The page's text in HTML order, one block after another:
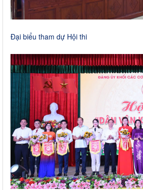
Đại biểu tham dự Hội thi